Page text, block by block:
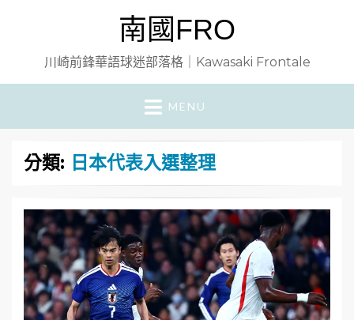
南國FRO
川崎前鋒華語球迷部落格｜Kawasaki Frontale
MENU
分類: 日本代表入選整理